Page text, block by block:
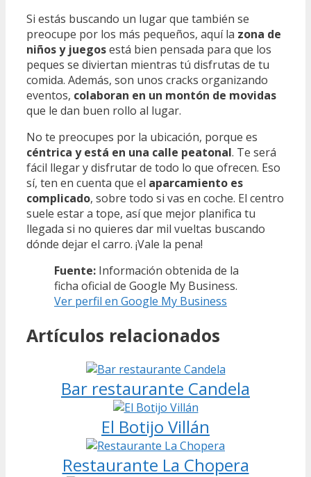
Si estás buscando un lugar que también se
preocupe por los más pequeños, aquí la zona de
niños y juegosestá bien pensada para que los
peques se diviertan mientras tú disfrutas de tu
comida. Además, son unos cracks organizando
eventos, colaboran en un montón de movidas
que le dan buen rollo al lugar.
No te preocupes por la ubicación, porque es
céntrica y está en una calle peatonal. Te será
fácil llegar y disfrutar de todo lo que ofrecen. Eso
sí, ten en cuenta que el aparcamiento es
complicado, sobre todo si vas en coche. El centro
suele estar a tope, así que mejor planifica tu
llegada si no quieres dar mil vueltas buscando
dónde dejar el carro. ¡Vale la pena!
Fuente: Información obtenida de la
ficha oficial de Google My Business.
Ver perfil en Google My Business
Artículos relacionados
Bar restaurante Candela
El Botijo Villán
Restaurante La Chopera